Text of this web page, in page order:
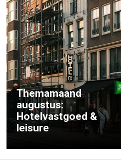
Themamaand
augustus:
Hotelvastgoed &
leisure